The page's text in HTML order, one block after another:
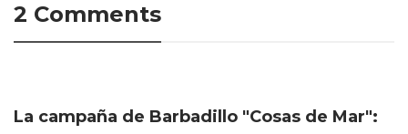
2 Comments
La campaña de Barbadillo "Cosas de Mar":